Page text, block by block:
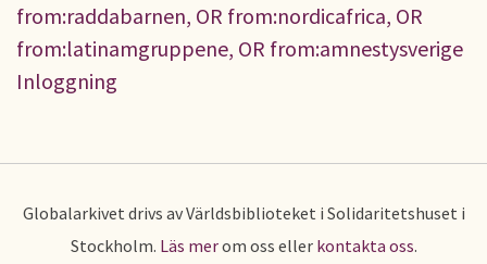
from:raddabarnen, OR from:nordicafrica, OR
from:latinamgruppene, OR from:amnestysverige
Inloggning
Globalarkivet drivs av Världsbiblioteket i Solidaritetshuset i
Stockholm. Läs merom oss eller kontakta oss.